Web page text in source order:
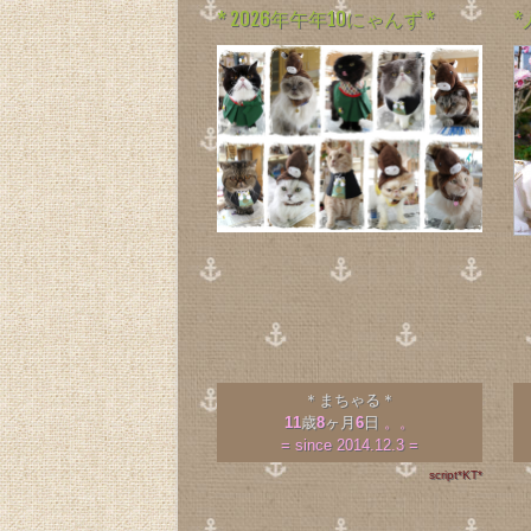
* 2026年午年10にゃんず * *
＊まちゃる＊
11歳8ヶ月6日 。。
= since 2014.12.3 =
script*KT*